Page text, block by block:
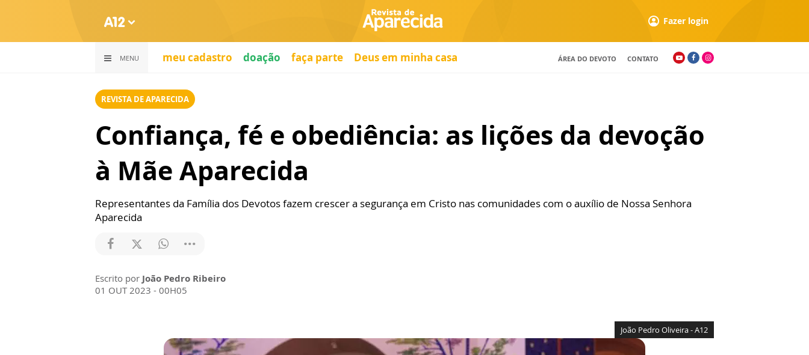
Fazer login
MENU meu cadastro doação faça parte Deus em minha casa ÁREA DO DEVOTO CONTATO
REVISTA DE APARECIDA
Confiança, fé e obediência: as lições da devoção
à Mãe Aparecida
Representantes da Família dos Devotos fazem crescer a segurança em Cristo nas comunidades com o auxílio de Nossa Senhora
Aparecida
Escrito por João Pedro Ribeiro
01 OUT 2023 - 00H05
João Pedro Oliveira - A12